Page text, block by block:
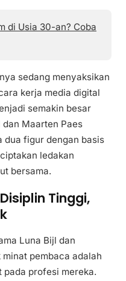
di Usia 30-an? Coba
sedang menyaksikan
kerja media digital
semakin besar
Maarten Paes
dua figur dengan basis
ledakan
bersama.
Tinggi,
Luna Bijl dan
pembaca adalah
profesi mereka.